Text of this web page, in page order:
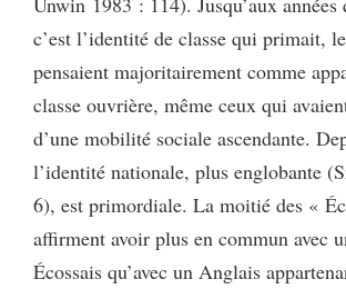
c’est l’identité de classe qui primait,
pensaient majoritairement comme
classe ouvrière, même ceux qui
d’une mobilité sociale ascendante.
l’identité nationale, plus englobante
6), est primordiale. La moitié des «
affirment avoir plus en commun avec
Écossais qu’avec un Anglais